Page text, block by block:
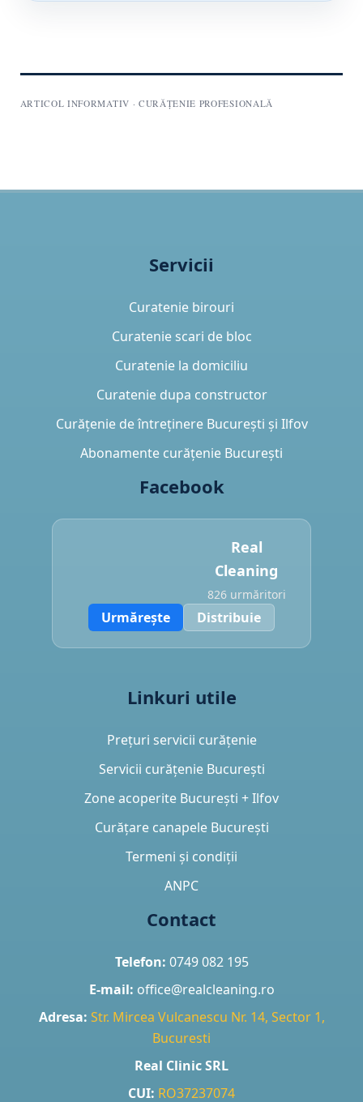
ARTICOL INFORMATIV · CURĂȚENIE PROFESIONALĂ
Servicii
Curatenie birouri
Curatenie scari de bloc
Curatenie la domiciliu
Curatenie dupa constructor
Curățenie de întreținere București și Ilfov
Abonamente curățenie București
Facebook
Real
Cleaning
826 urmăritori
Urmărește Distribuie
Linkuri utile
Prețuri servicii curățenie
Servicii curățenie București
Zone acoperite București + Ilfov
Curățare canapele București
Termeni și condiții
ANPC
Contact
Telefon: 0749 082 195
E-mail: office@realcleaning.ro
Adresa: Str. Mircea Vulcanescu Nr. 14, Sector 1,
Bucuresti
Real Clinic SRL
CUI: RO37237074